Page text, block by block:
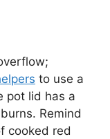
to use a
pot lid has a
Remind
cooked red